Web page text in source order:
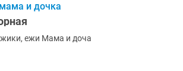
и дочка
ежи Мама и доча